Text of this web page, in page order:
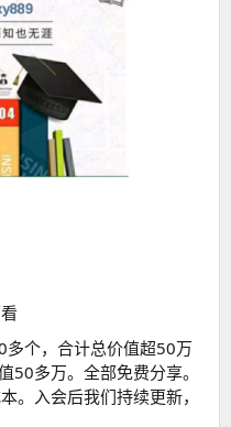
多个，合计总价值超50万
50多万。全部免费分享。
。入会后我们持续更新，